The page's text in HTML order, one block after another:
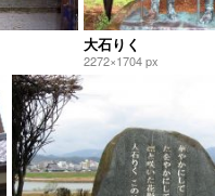
大石りく
2272×1704 px